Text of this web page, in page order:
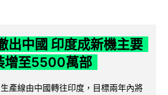
出中國 印度成新機主要
增至5500萬部
產線由中國轉往印度，目標兩年內將